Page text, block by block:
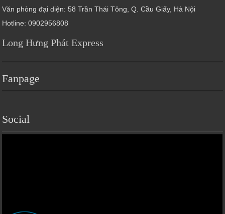
Văn phòng đại diện: 58 Trần Thái Tông, Q. Cầu Giấy, Hà Nội
Hotline: 0902956808
Long Hưng Phát Express
Fanpage
Social